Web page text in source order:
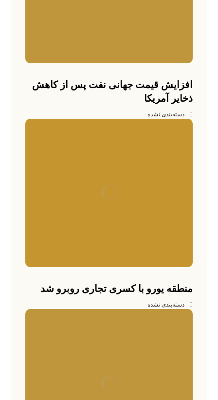
افزایش قیمت جهانی نفت پس از کاهش
ذخایر آمریکا
دسته‌بندی نشده
منطقه یورو با کسری تجاری روبرو شد
دسته‌بندی نشده